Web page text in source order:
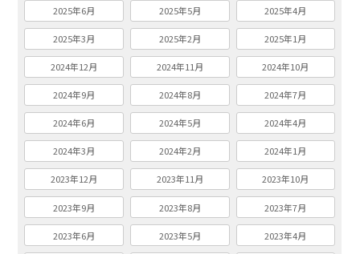
2025年6月 2025年5月 2025年4月
2025年3月 2025年2月 2025年1月
2024年12月 2024年11月 2024年10月
2024年9月 2024年8月 2024年7月
2024年6月 2024年5月 2024年4月
2024年3月 2024年2月 2024年1月
2023年12月 2023年11月 2023年10月
2023年9月 2023年8月 2023年7月
2023年6月 2023年5月 2023年4月